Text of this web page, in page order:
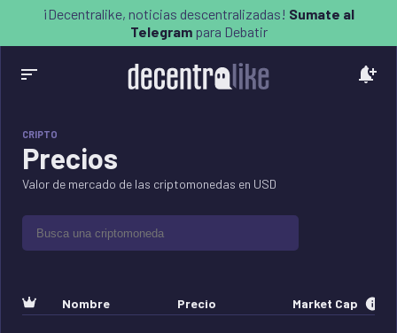
¡Decentralike, noticias descentralizadas! Sumate al
Telegram para Debatir
CRIPTO
Precios
Valor de mercado de las criptomonedas en USD
Nombre Precio Market Cap
Decentralike - Noticias Descentralizadas